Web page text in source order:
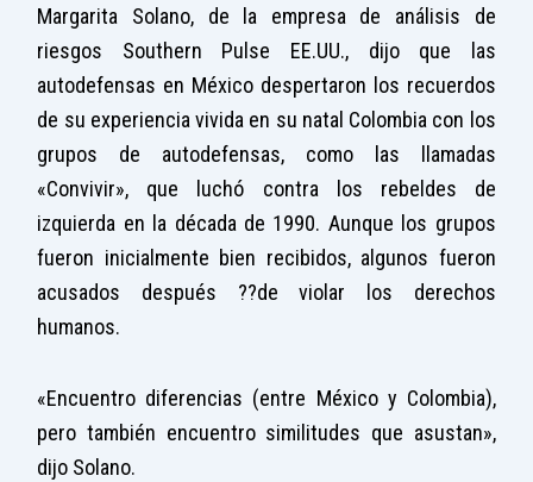
Margarita Solano, de la empresa de análisis de
riesgos Southern Pulse EE.UU., dijo que las
autodefensas en México despertaron los recuerdos
de su experiencia vivida en su natal Colombia con los
grupos de autodefensas, como las llamadas
«Convivir», que luchó contra los rebeldes de
izquierda en la década de 1990. Aunque los grupos
fueron inicialmente bien recibidos, algunos fueron
acusados después ??de violar los derechos
humanos.
«Encuentro diferencias (entre México y Colombia),
pero también encuentro similitudes que asustan»,
dijo Solano.